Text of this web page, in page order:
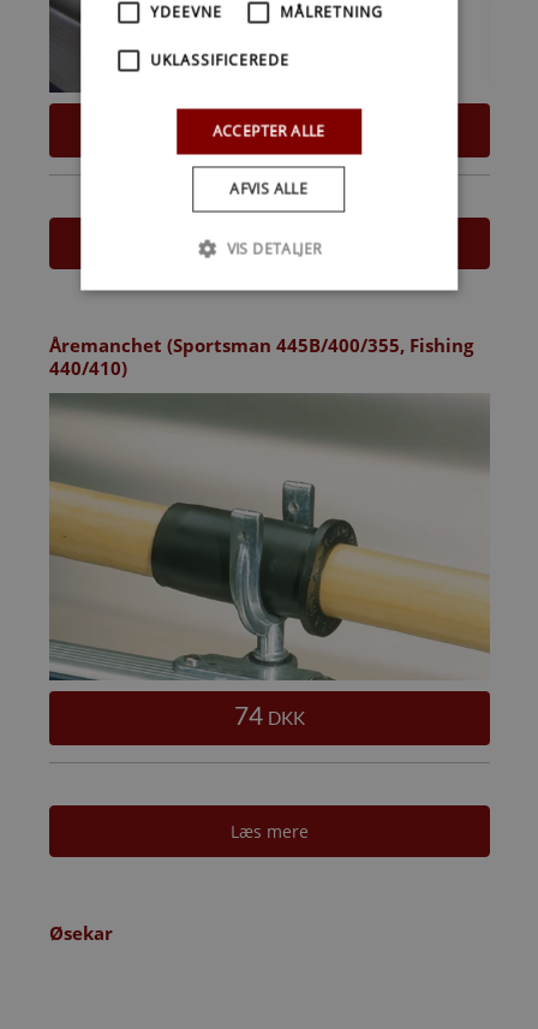
67DKK
Læs mere
Åremanchet (Sportsman 445B/400/355, Fishing
440/410)
74 DKK
Læs mere
Øsekar
YDEEVNE MÅLRETNING
UKLASSIFICEREDE
ACCEPTER ALLE
AFVIS ALLE
VIS DETALJER